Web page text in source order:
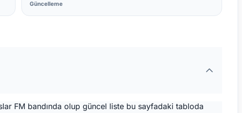
Güncelleme
FM bandında olup güncel liste bu sayfadaki tabloda